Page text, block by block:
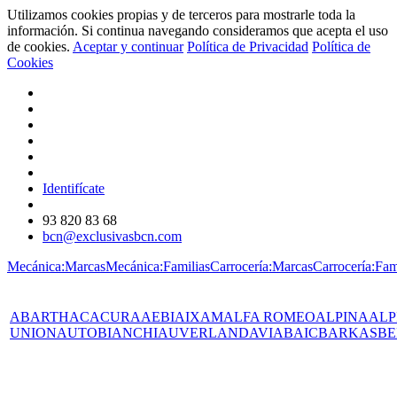
Utilizamos cookies propias y de terceros para mostrarle toda la
información. Si continua navegando consideramos que acepta el uso
de cookies. Aceptar y continuar Política de Privacidad Política de
Cookies
Identifícate
93 820 83 68
bcn@exclusivasbcn.com
Mecánica:MarcasMecánica:FamiliasCarrocería:Marcas
ABARTHACACURAAEBIAIXAMALFA ROMEOALPINA
UNIONAUTOBIANCHIAUVERLANDAVIABAICBARKAS